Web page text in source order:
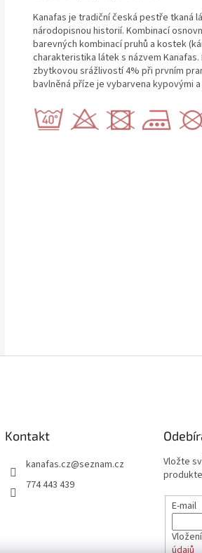
Kanafas je tradiční česká pestře tkaná
národopisnou historií. Kombinací
barevných kombinací pruhů a kostek
charakteristika látek s názvem
zbytkovou srážlivostí 4% při prvním
bavlněná příze je vybarvena kypovými
Kontakt
kanafas.cz@seznam.cz
774 443 439
Vložte
E-mail
údajů